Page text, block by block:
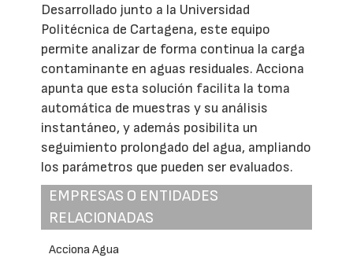
Desarrollado junto a la Universidad
Politécnica de Cartagena, este equipo
permite analizar de forma continua la carga
contaminante en aguas residuales. Acciona
apunta que esta solución facilita la toma
automática de muestras y su análisis
instantáneo, y además posibilita un
seguimiento prolongado del agua, ampliando
los parámetros que pueden ser evaluados.
EMPRESAS O ENTIDADES
RELACIONADAS
Acciona Agua